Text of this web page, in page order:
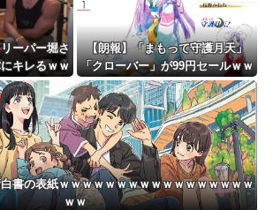
ーパー堀さ
キレるｗｗ
ｗ
【朗報】「まもって守護月天」
「クローバー」が99円セールｗｗ
ｗｗｗｗｗｗｗｗｗｗ
書の表紙ｗｗｗｗｗｗｗｗｗｗｗｗｗｗｗｗｗ
ｗｗ